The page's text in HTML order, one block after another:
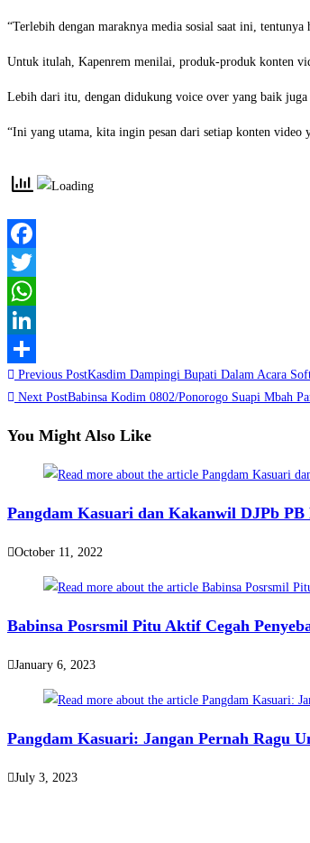
“Terlebih dengan maraknya media sosial saat ini,
Untuk itulah, Kapenrem menilai, produk-produk konten
Lebih dari itu, dengan didukung voice over yang baik
“Ini yang utama, kita ingin pesan dari setiap konten video
Facebook
Twitter
WhatsApp
LinkedIn
Share
Read
more
articles
Previous PostKasdim Dampingi Bupati Dalam Acara
Next PostBabinsa Kodim 0802/Ponorogo Suapi Mbah
You Might Also Like
Pangdam Kasuari dan Kakanwil DJPb
October 11, 2022
Babinsa Posrsmil Pitu Aktif Cegah
January 6, 2023
Pangdam Kasuari: Jangan Pernah Ragu
July 3, 2023